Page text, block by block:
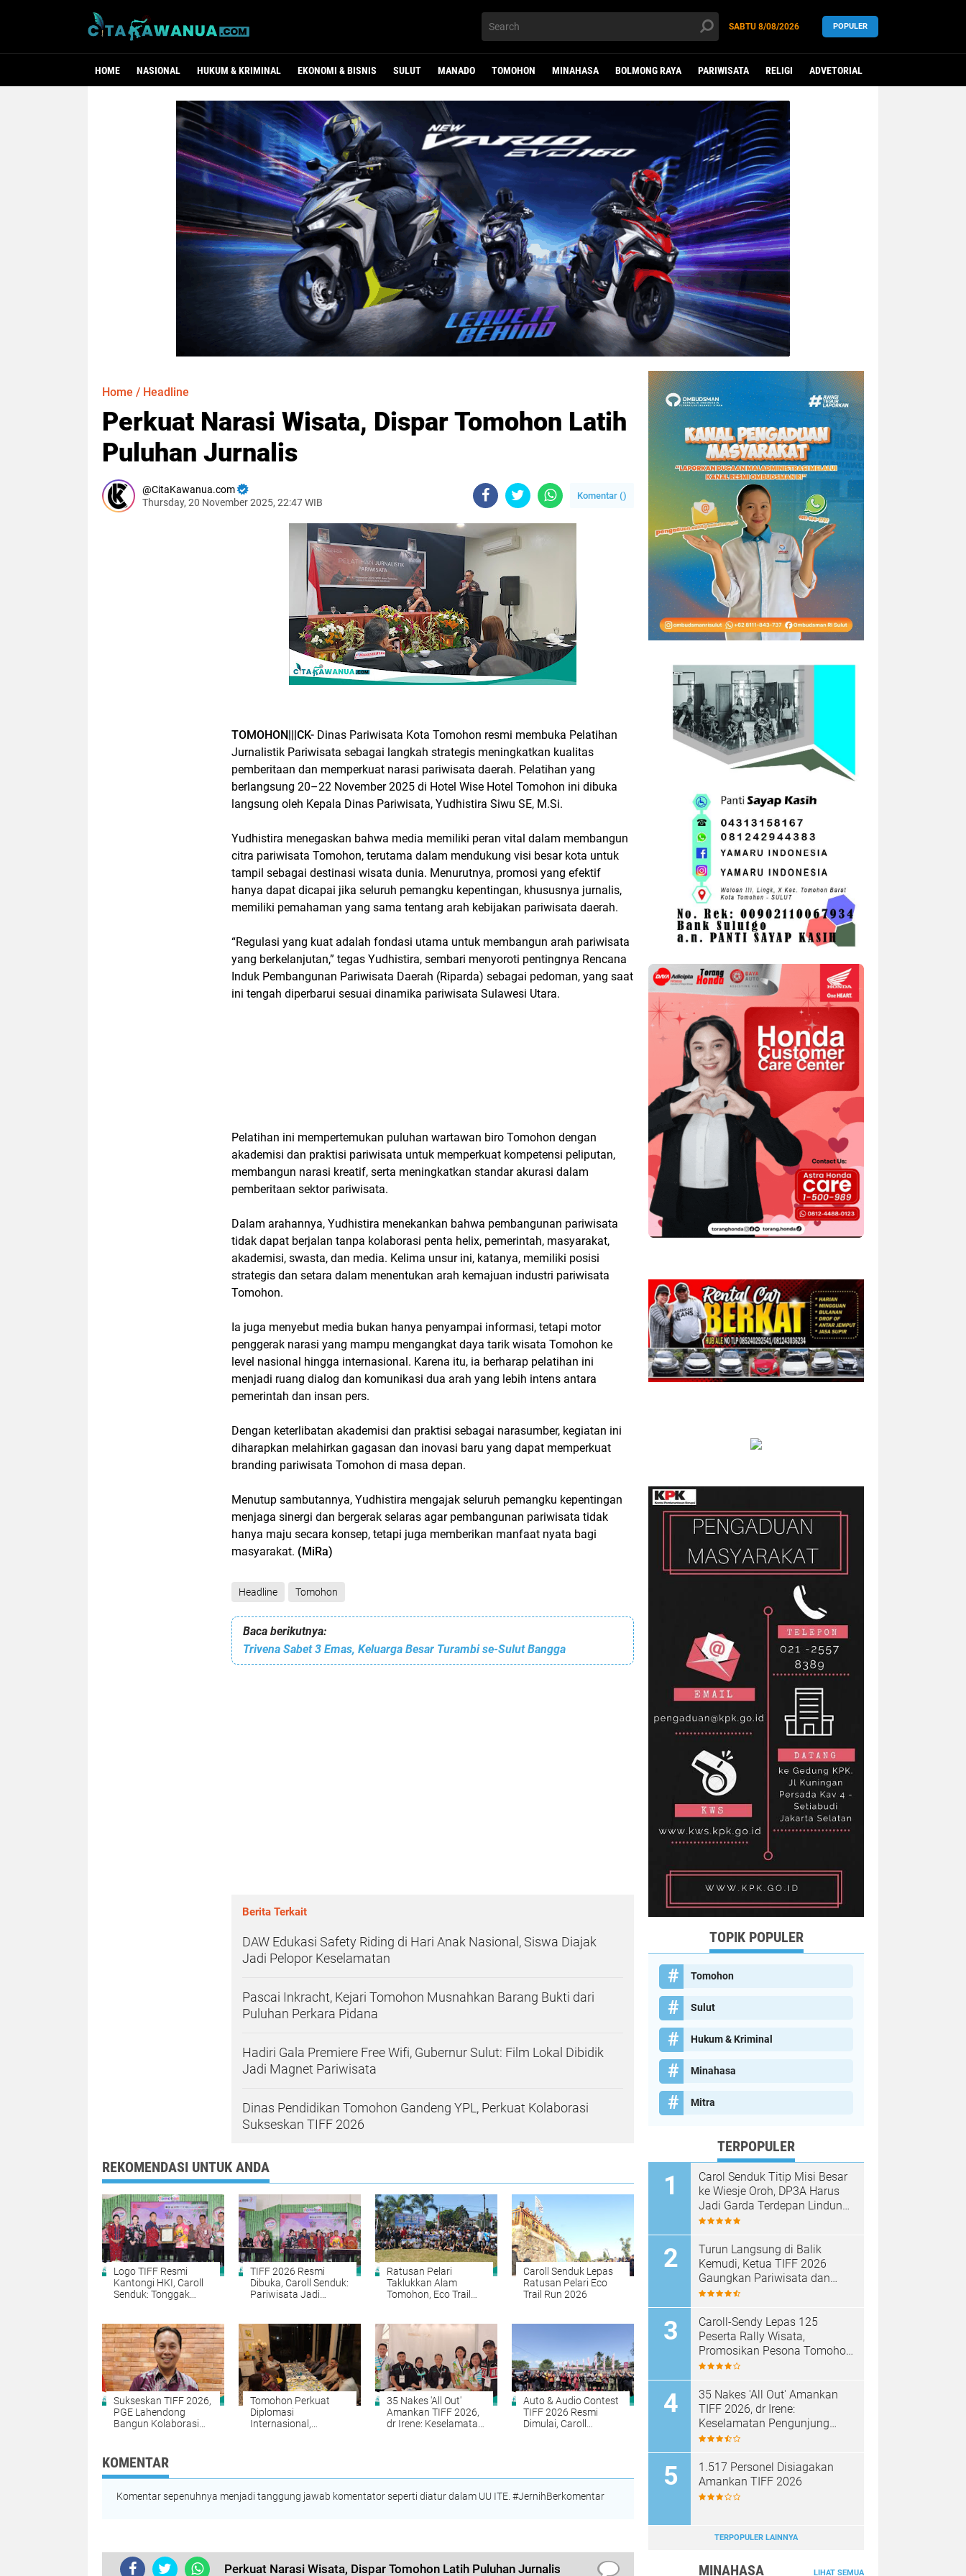
SABTU 8/08/2026 POPULER
HOME NASIONAL HUKUM & KRIMINAL EKONOMI & BISNIS SULUT MANADO TOMOHON MINAHASA BOLMONG RAYA PARIWISATA RELIGI ADVETORIAL
Home / Headline
Perkuat Narasi Wisata, Dispar Tomohon Latih
Puluhan Jurnalis
CitaKawanua.com
Thursday, 20 November 2025, 22:47 WIB
Komentar ()
TOMOHON|||CK- Dinas Pariwisata Kota Tomohon resmi membuka Pelatihan
Jurnalistik Pariwisata sebagai langkah strategis meningkatkan kualitas
pemberitaan dan memperkuat narasi pariwisata daerah. Pelatihan yang
berlangsung 20–22 November 2025 di Hotel Wise Hotel Tomohon ini dibuka
langsung oleh Kepala Dinas Pariwisata, Yudhistira Siwu SE, M.Si.
Yudhistira menegaskan bahwa media memiliki peran vital dalam membangun
citra pariwisata Tomohon, terutama dalam mendukung visi besar kota untuk
tampil sebagai destinasi wisata dunia. Menurutnya, promosi yang efektif
hanya dapat dicapai jika seluruh pemangku kepentingan, khususnya jurnalis,
memiliki pemahaman yang sama tentang arah kebijakan pariwisata daerah.
“Regulasi yang kuat adalah fondasi utama untuk membangun arah pariwisata
yang berkelanjutan,” tegas Yudhistira, sembari menyoroti pentingnya Rencana
Induk Pembangunan Pariwisata Daerah (Riparda) sebagai pedoman, yang saat
ini tengah diperbarui sesuai dinamika pariwisata Sulawesi Utara.
Pelatihan ini mempertemukan puluhan wartawan biro Tomohon dengan
akademisi dan praktisi pariwisata untuk memperkuat kompetensi peliputan,
membangun narasi kreatif, serta meningkatkan standar akurasi dalam
pemberitaan sektor pariwisata.
Dalam arahannya, Yudhistira menekankan bahwa pembangunan pariwisata
tidak dapat berjalan tanpa kolaborasi penta helix, pemerintah, masyarakat,
akademisi, swasta, dan media. Kelima unsur ini, katanya, memiliki posisi
strategis dan setara dalam menentukan arah kemajuan industri pariwisata
Tomohon.
Ia juga menyebut media bukan hanya penyampai informasi, tetapi motor
penggerak narasi yang mampu mengangkat daya tarik wisata Tomohon ke
level nasional hingga internasional. Karena itu, ia berharap pelatihan ini
menjadi ruang dialog dan komunikasi dua arah yang lebih intens antara
pemerintah dan insan pers.
Dengan keterlibatan akademisi dan praktisi sebagai narasumber, kegiatan ini
diharapkan melahirkan gagasan dan inovasi baru yang dapat memperkuat
branding pariwisata Tomohon di masa depan.
Menutup sambutannya, Yudhistira mengajak seluruh pemangku kepentingan
menjaga sinergi dan bergerak selaras agar pembangunan pariwisata tidak
hanya maju secara konsep, tetapi juga memberikan manfaat nyata bagi
masyarakat. (MiRa)
Headline Tomohon
Baca berikutnya:
Trivena Sabet 3 Emas, Keluarga Besar Turambi se-Sulut Bangga
Berita Terkait
DAW Edukasi Safety Riding di Hari Anak Nasional, Siswa Diajak
Jadi Pelopor Keselamatan
Pascai Inkracht, Kejari Tomohon Musnahkan Barang Bukti dari
Puluhan Perkara Pidana
Hadiri Gala Premiere Free Wifi, Gubernur Sulut: Film Lokal Dibidik
Jadi Magnet Pariwisata
Dinas Pendidikan Tomohon Gandeng YPL, Perkuat Kolaborasi
Sukseskan TIFF 2026
REKOMENDASI UNTUK ANDA
Logo TIFF Resmi
Kantongi HKI, Caroll
Senduk: Tonggak
Tomohon
TIFF 2026 Resmi
Dibuka, Caroll Senduk:
Pariwisata Jadi
Ratusan Pelari
Taklukkan Alam
Tomohon, Eco Trail
dan Energi
Geothermal
Caroll Senduk Lepas
Ratusan Pelari Eco
Trail Run 2026
Sukseskan TIFF 2026,
PGE Lahendong
Bangun Kolaborasi
Tomohon Perkuat
Diplomasi
Internasional,
35 Nakes 'All Out'
Amankan TIFF 2026,
dr Irene: Keselamatan
Auto & Audio Contest
TIFF 2026 Resmi
Dimulai, Caroll
KOMENTAR
Komentar sepenuhnya menjadi tanggung jawab komentator seperti diatur dalam UU ITE. #JernihBerkomentar
Perkuat Narasi Wisata, Dispar Tomohon Latih Puluhan Jurnalis
TOPIK POPULER
Tomohon
Sulut
Hukum & Kriminal
Minahasa
Mitra
TERPOPULER
Carol Senduk Titip Misi Besar
ke Wiesje Oroh, DP3A Harus
Jadi Garda Terdepan Lindungi
Perempuan dan Anak
Turun Langsung di Balik
Kemudi, Ketua TIFF 2026
Gaungkan Pariwisata dan
Penghijauan Tomohon
Caroll-Sendy Lepas 125
Peserta Rally Wisata,
Promosikan Pesona Tomohon
Jelang TIFF 2026
35 Nakes 'All Out' Amankan
TIFF 2026, dr Irene:
Keselamatan Pengunjung
Prioritas
1.517 Personel Disiagakan
Amankan TIFF 2026
TERPOPULER LAINNYA
MINAHASA LIHAT SEMUA